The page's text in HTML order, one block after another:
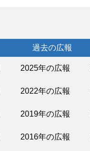
過去の広報
2025年の広報
2022年の広報
2019年の広報
2016年の広報